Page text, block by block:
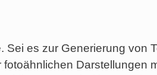
Sei es zur Generierung von
Darstellungen